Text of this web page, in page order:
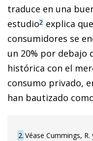
traduce en una
estudio2 explica
consumidores se
un 20% por debajo
histórica con el
consumo privado,
han bautizado
2 Véase Cummings,